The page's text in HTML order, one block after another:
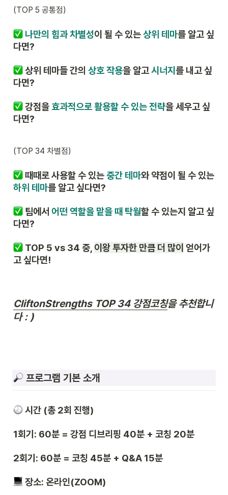
(TOP 5 공통점)
나만의 힘과 차별성이 될 수 있는 상위 테마를 알고 싶
다면?
상위 테마들 간의 상호 작용을 알고시너지 를 내고 싶
다면?
강점을 효과적으로 활용할 수 있는 전략을 세우고 싶
다면?
(TOP 34 차별점)
때때로 사용할 수 있는 중간 테마
와 약점이 될 수 있는
하위 테마를 알고 싶다면?
팀에서 어떤 역할을 맡을 때 탁월할 수 있는지 알고 싶
다면?
TOP 5 vs 34 중, 이왕 투자한 만큼 더 많이 얻어가
고 싶다면!
CliftonStrengths TOP 34 강점코칭을 추천합니
다 : )
프로그램 기본 소개
시간 (총 2회 진행)
1회기: 60분 = 강점 디브리핑 40분 + 코칭 20분
2회기: 60분 = 코칭 45분 + Q&A 15분
장소: 온라인(ZOOM)